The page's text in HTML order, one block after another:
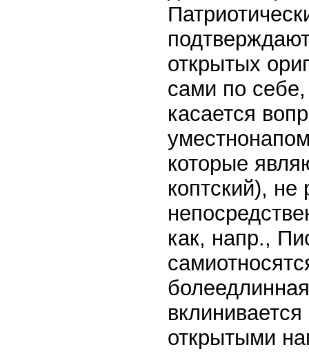
открытых
сами по
касается
которые
коптский), не
как, напр.,
открытыми